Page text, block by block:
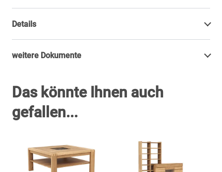
Details
weitere Dokumente
Das könnte Ihnen auch
gefallen...